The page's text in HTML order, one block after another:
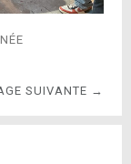
SUIVANTE →